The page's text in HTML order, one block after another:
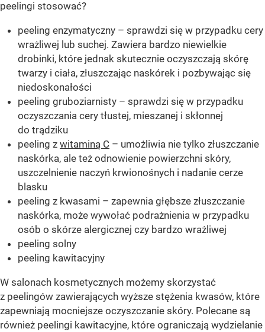
peelingi stosować?
peeling enzymatyczny – sprawdzi się w przypadku cery
wrażliwej lub suchej. Zawiera bardzo niewielkie
drobinki, które jednak skutecznie oczyszczają skórę
twarzy i ciała, złuszczając naskórek i pozbywając się
niedoskonałości
peeling gruboziarnisty – sprawdzi się w przypadku
oczyszczania cery tłustej, mieszanej i skłonnej
do trądziku
peeling z witaminą C – umożliwia nie tylko złuszczanie
naskórka, ale też odnowienie powierzchni skóry,
uszczelnienie naczyń krwionośnych i nadanie cerze
blasku
peeling z kwasami – zapewnia głębsze złuszczanie
naskórka, może wywołać podrażnienia w przypadku
osób o skórze alergicznej czy bardzo wrażliwej
peeling solny
peeling kawitacyjny
W salonach kosmetycznych możemy skorzystać
z peelingów zawierających wyższe stężenia kwasów, które
zapewniają mocniejsze oczyszczanie skóry. Polecane są
również peelingi kawitacyjne, które ograniczają wydzielanie